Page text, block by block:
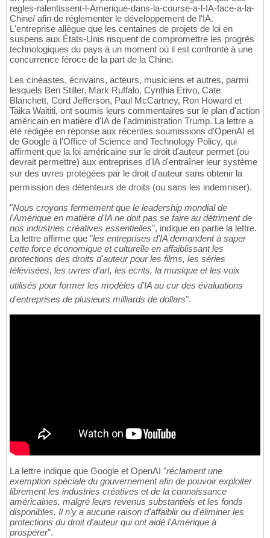
regles-ralentissent-l-Amerique-dans-la-course-a-l-IA-face-a-la-
Chine/ afin de réglementer le développement de l'IA.
L'entreprise allègue que les centaines de projets de loi en
suspens aux États-Unis risquent de compromettre les progrès
technologiques du pays à un moment où il est confronté à une
concurrence féroce de la part de la Chine.
Les cinéastes, écrivains, acteurs, musiciens et autres, parmi
lesquels Ben Stiller, Mark Ruffalo, Cynthia Erivo, Cate
Blanchett, Cord Jefferson, Paul McCartney, Ron Howard et
Taika Waititi, ont soumis leurs commentaires sur le plan d'action
américain en matière d'IA de l'administration Trump. La lettre a
été rédigée en réponse aux récentes soumissions d'OpenAI et
de Google à l'Office of Science and Technology Policy, qui
affirment que la loi américaine sur le droit d'auteur permet (ou
devrait permettre) aux entreprises d'IA d'entraîner leur système
sur des uvres protégées par le droit d'auteur sans obtenir la
permission des détenteurs de droits (ou sans les indemniser).
"Nous croyons fermement que le leadership mondial de
l'Amérique en matière d'IA ne doit pas se faire au détriment de
nos industries créatives essentielles", indique en partie la lettre.
La lettre affirme que "les entreprises d'IA demandent à saper
cette force économique et culturelle en affaiblissant les
protections des droits d'auteur pour les films, les séries
télévisées, les uvres d'art, les écrits, la musique et les voix
utilisés pour former les modèles d'IA au cur des évaluations
d'entreprises de plusieurs milliards de dollars".
La lettre indique que Google et OpenAI "réclament une
exemption spéciale du gouvernement afin de pouvoir exploiter
librement les industries créatives et de la connaissance
américaines, malgré leurs revenus substantiels et les fonds
disponibles. Il n'y a aucune raison d'affaiblir ou d'éliminer les
protections du droit d'auteur qui ont aidé l'Amérique à
prospérer".